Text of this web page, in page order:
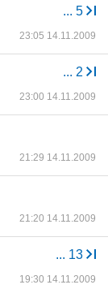
... 5
23:05 14.11.2009
... 2
23:00 14.11.2009
21:29 14.11.2009
21:20 14.11.2009
... 13
19:30 14.11.2009